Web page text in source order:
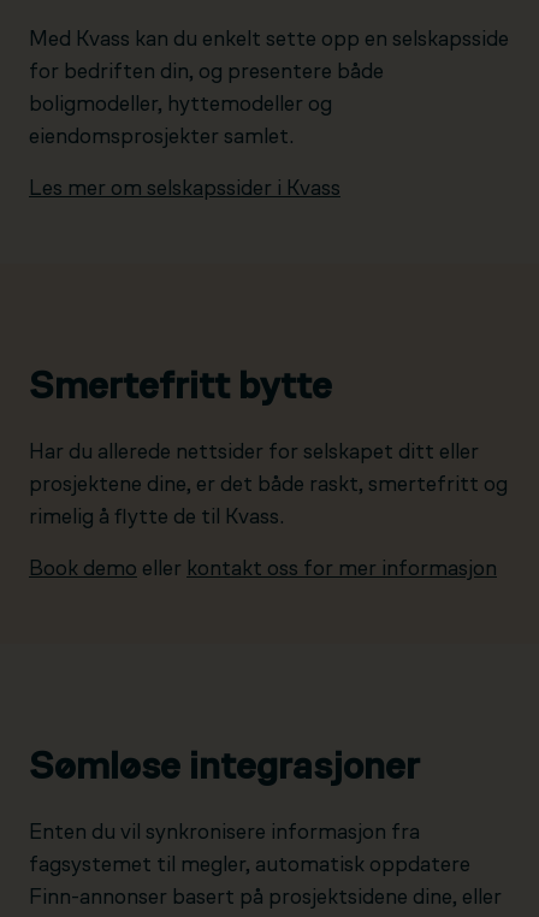
Med Kvass kan du enkelt sette opp en selskapsside
for bedriften din, og presentere både
boligmodeller, hyttemodeller og
eiendomsprosjekter samlet.
Les mer om selskapssider i Kvass
Smertefritt bytte
Har du allerede nettsider for selskapet ditt eller
prosjektene dine, er det både raskt, smertefritt og
rimelig å flytte de til Kvass.
Book demo eller kontakt oss for mer informasjon
Sømløse integrasjoner
Enten du vil synkronisere informasjon fra
fagsystemet til megler, automatisk oppdatere
Finn-annonser basert på prosjektsidene dine, eller